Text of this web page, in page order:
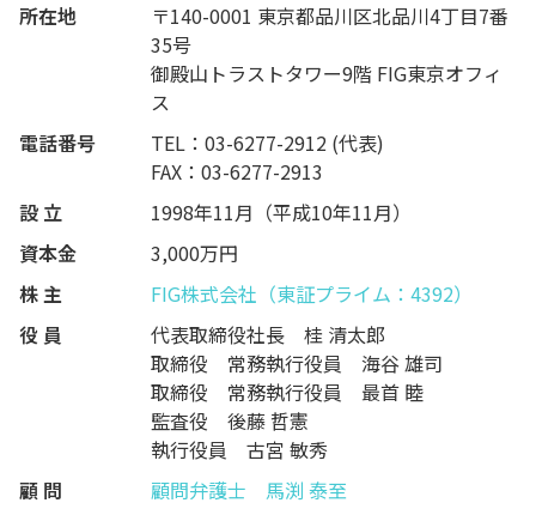
所在地
〒140-0001 東京都品川区北品川4丁目7番
35号
御殿山トラストタワー9階 FIG東京オフィ
ス
電話番号
TEL：03-6277-2912 (代表)
FAX：03-6277-2913
設 立
1998年11月（平成10年11月）
資本金
3,000万円
株 主
FIG株式会社（東証プライム：4392）
役 員
代表取締役社長 桂 清太郎
取締役 常務執行役員 海谷 雄司
取締役 常務執行役員 最首 睦
監査役 後藤 哲憲
執行役員 古宮 敏秀
顧 問
顧問弁護士 馬渕 泰至